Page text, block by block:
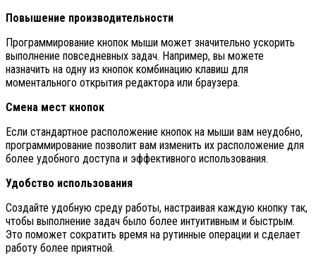
Повышение производительности
Программирование кнопок мыши может значительно ускорить
выполнение повседневных задач. Например, вы можете
назначить на одну из кнопок комбинацию клавиш для
моментального открытия редактора или браузера.
Смена мест кнопок
Если стандартное расположение кнопок на мыши вам неудобно,
программирование позволит вам изменить их расположение для
более удобного доступа и эффективного использования.
Удобство использования
Создайте удобную среду работы, настраивая каждую кнопку так,
чтобы выполнение задач было более интуитивным и быстрым.
Это поможет сократить время на рутинные операции и сделает
работу более приятной.